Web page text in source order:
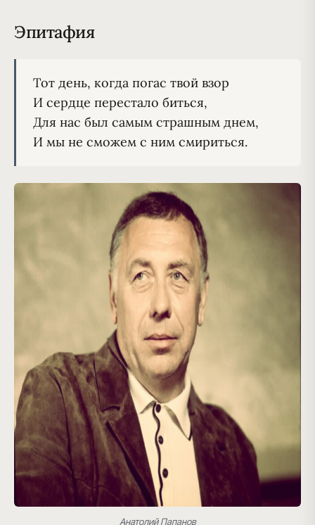
Эпитафия
Тот день, когда погас твой взор
И сердце перестало биться,
Для нас был самым страшным днем,
И мы не сможем с ним смириться.
Анатолий Папанов